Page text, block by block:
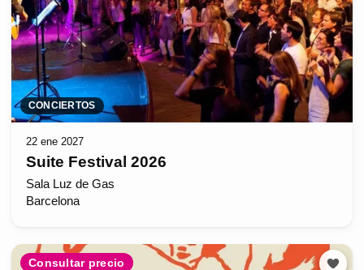
CONCIERTOS
22 ene 2027
Suite Festival 2026
Sala Luz de Gas
Barcelona
Consultar precio